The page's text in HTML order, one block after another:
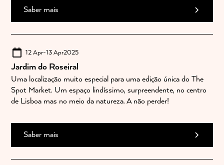
Saber mais
12 Apr-13 Apr2025
Jardim do Roseiral
Uma localização muito especial para uma edição única do The
Spot Market. Um espaço lindíssimo, surpreendente, no centro
de Lisboa mas no meio da natureza. A não perder!
Saber mais